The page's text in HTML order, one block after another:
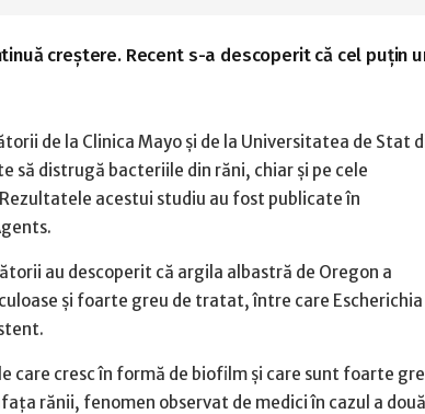
creștere. Recent s-a descoperit că cel puțin
de la Clinica Mayo și de la Universitatea de Stat
să distrugă bacteriile din răni, chiar și pe cele
acestui studiu au fost publicate în
au descoperit că argila albastră de Oregon a
și foarte greu de tratat, între care Escherichia
care cresc în formă de biofilm și care sunt foarte
rănii, fenomen observat de medici în cazul a două